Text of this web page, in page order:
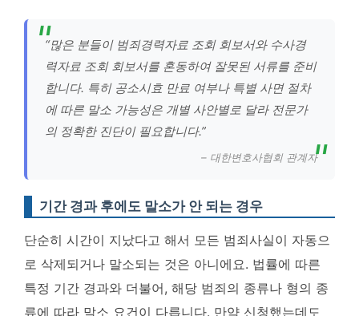
“많은 분들이 범죄경력자료 조회 회보서와 수사경
력자료 조회 회보서를 혼동하여 잘못된 서류를 준비
합니다. 특히 공소시효 만료 여부나 특별 사면 절차
에 따른 말소 가능성은 개별 사안별로 달라 전문가
의 정확한 진단이 필요합니다.”
– 대한변호사협회 관계자
기간 경과 후에도 말소가 안 되는 경우
단순히 시간이 지났다고 해서 모든 범죄사실이 자동으
로 삭제되거나 말소되는 것은 아니에요. 법률에 따른
특정 기간 경과와 더불어, 해당 범죄의 종류나 형의 종
류에 따라 말소 요건이 다릅니다. 만약 신청했는데도